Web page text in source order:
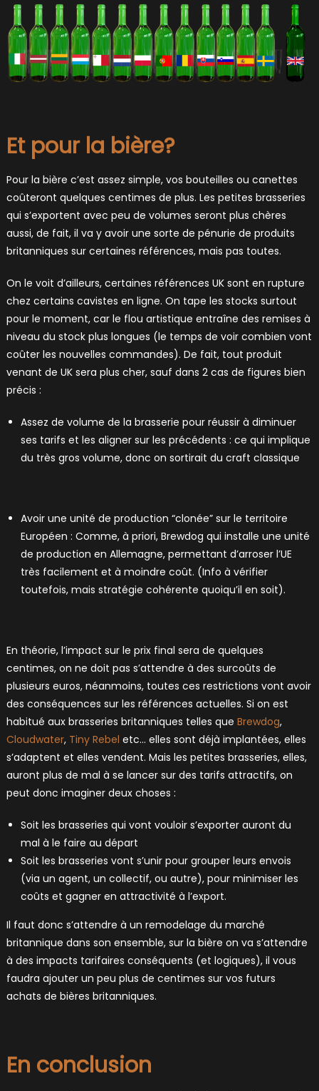
Et pour la bière?
Pour la bière c’est assez simple, vos bouteilles ou canettes
coûteront quelques centimes de plus. Les petites brasseries
qui s’exportent avec peu de volumes seront plus chères
aussi, de fait, il va y avoir une sorte de pénurie de produits
britanniques sur certaines références, mais pas toutes.
On le voit d’ailleurs, certaines références UK sont en rupture
chez certains cavistes en ligne. On tape les stocks surtout
pour le moment, car le flou artistique entraîne des remises à
niveau du stock plus longues (le temps de voir combien vont
coûter les nouvelles commandes). De fait, tout produit
venant de UK sera plus cher, sauf dans 2 cas de figures bien
précis :
Assez de volume de la brasserie pour réussir à diminuer
ses tarifs et les aligner sur les précédents : ce qui implique
du très gros volume, donc on sortirait du craft classique
Avoir une unité de production “clonée” sur le territoire
Européen : Comme, à priori, Brewdog qui installe une unité
de production en Allemagne, permettant d’arroser l’UE
très facilement et à moindre coût. (Info à vérifier
toutefois, mais stratégie cohérente quoiqu’il en soit).
En théorie, l’impact sur le prix final sera de quelques
centimes, on ne doit pas s’attendre à des surcoûts de
plusieurs euros, néanmoins, toutes ces restrictions vont avoir
des conséquences sur les références actuelles. Si on est
habitué aux brasseries britanniques telles que Brewdog,
Cloudwater, Tiny Rebel etc… elles sont déjà implantées, elles
s’adaptent et elles vendent. Mais les petites brasseries, elles,
auront plus de mal à se lancer sur des tarifs attractifs, on
peut donc imaginer deux choses :
Soit les brasseries qui vont vouloir s’exporter auront du
mal à le faire au départ
Soit les brasseries vont s’unir pour grouper leurs envois
(via un agent, un collectif, ou autre), pour minimiser les
coûts et gagner en attractivité à l’export.
Il faut donc s’attendre à un remodelage du marché
britannique dans son ensemble, sur la bière on va s’attendre
à des impacts tarifaires conséquents (et logiques), il vous
faudra ajouter un peu plus de centimes sur vos futurs
achats de bières britanniques.
En conclusion